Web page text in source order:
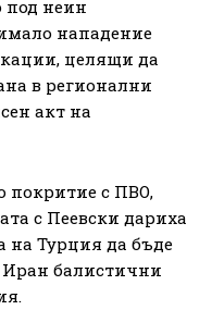
под неин
нападение
целящи да
в регионални
акт на
покритие с ПВО,
с Пеевски дариха
на Турция да бъде
балистични